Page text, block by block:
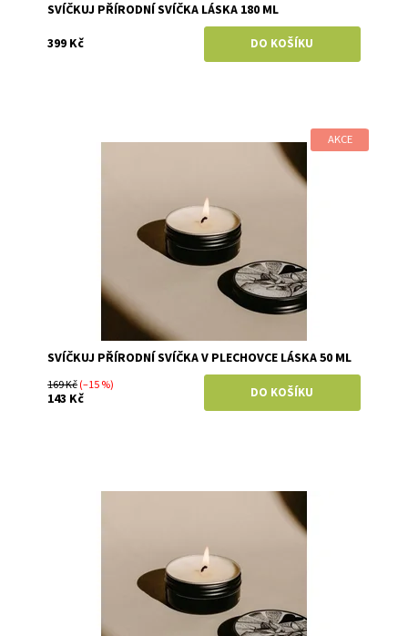
SVÍČKUJ PŘÍRODNÍ SVÍČKA LÁSKA 180 ML
399 Kč
AKCE
Dostupnost:
Skladem
SVÍČKUJ PŘÍRODNÍ SVÍČKA V PLECHOVCE LÁSKA 50 ML
169 Kč(–15 %)
143 Kč
Dostupnost:
Skladem